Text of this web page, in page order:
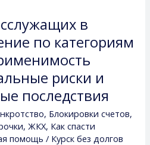
в
по категориям
риски и
последствия
, Блокировки счетов,
,ЖКХ, Как спасти
помощь / Курск без долгов